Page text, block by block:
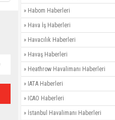
» Habom Haberleri
» Hava İş Haberleri
» Havacılık Haberleri
» Havaş Haberleri
» Heathrow Havalimanı Haberleri
» IATA Haberleri
» ICAO Haberleri
» İstanbul Havalimanı Haberleri